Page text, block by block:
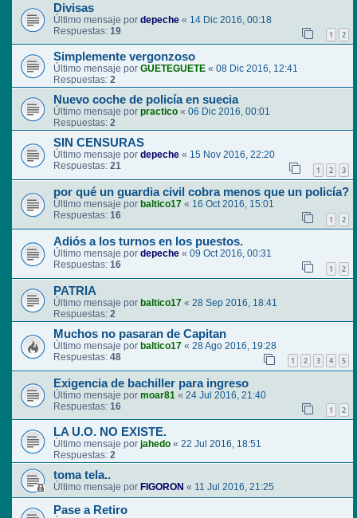
Divisas
Último mensaje por depeche « 14 Dic 2016, 00:18
Respuestas: 19 1 2
Simplemente vergonzoso
Último mensaje por GUETEGUETE « 08 Dic 2016, 12:41
Respuestas: 2
Nuevo coche de policía en suecia
Último mensaje por practico « 06 Dic 2016, 00:01
Respuestas: 2
SIN CENSURAS
Último mensaje por depeche « 15 Nov 2016, 22:20
Respuestas: 21 1 2 3
por qué un guardia civil cobra menos que un policía?
Último mensaje por baltico17 « 16 Oct 2016, 15:01
Respuestas: 16 1 2
Adiós a los turnos en los puestos.
Último mensaje por depeche « 09 Oct 2016, 00:31
Respuestas: 16 1 2
PATRIA
Último mensaje por baltico17 « 28 Sep 2016, 18:41
Respuestas: 2
Muchos no pasaran de Capitan
Último mensaje por baltico17 « 28 Ago 2016, 19:28
Respuestas: 48 1 2 3 4 5
Exigencia de bachiller para ingreso
Último mensaje por moar81 « 24 Jul 2016, 21:40
Respuestas: 16 1 2
LA U.O. NO EXISTE.
Último mensaje por jahedo « 22 Jul 2016, 18:51
Respuestas: 2
toma tela..
Último mensaje por FIGORON « 11 Jul 2016, 21:25
Pase a Retiro